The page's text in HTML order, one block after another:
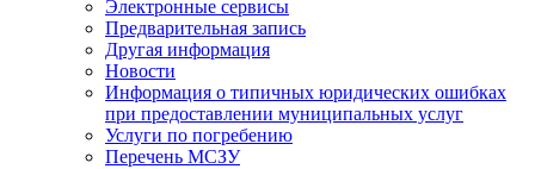
Электронные сервисы
Предварительная запись
Другая информация
Новости
Информация о типичных юридических ошибках
при предоставлении муниципальных услуг
Услуги по погребению
Перечень МСЗУ